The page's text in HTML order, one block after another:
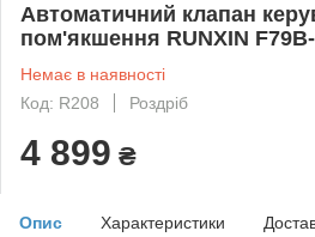
Автоматичний клапан
пом'якшення RUNXIN
Немає в наявності
Код: R208
Роздріб
4 899 ₴
Опис Характеристики